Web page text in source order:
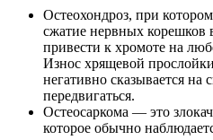
Остеохондроз, при
сжатие нервных корешков
привести к хромоте на
Износ хрящевой
негативно сказывается
передвигаться.
Остеосаркома — это
которое обычно